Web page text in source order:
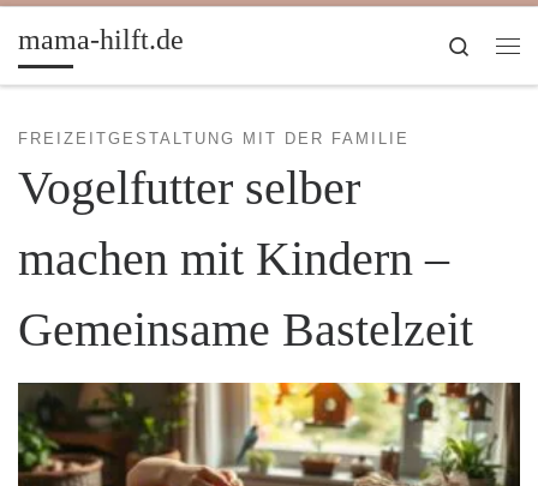
Zum Inhalt springen
mama-hilft.de
Search
FREIZEITGESTALTUNG MIT DER FAMILIE
Vogelfutter selber
machen mit Kindern –
Gemeinsame Bastelzeit